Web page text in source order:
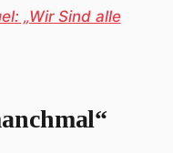
„Wir Sind alle